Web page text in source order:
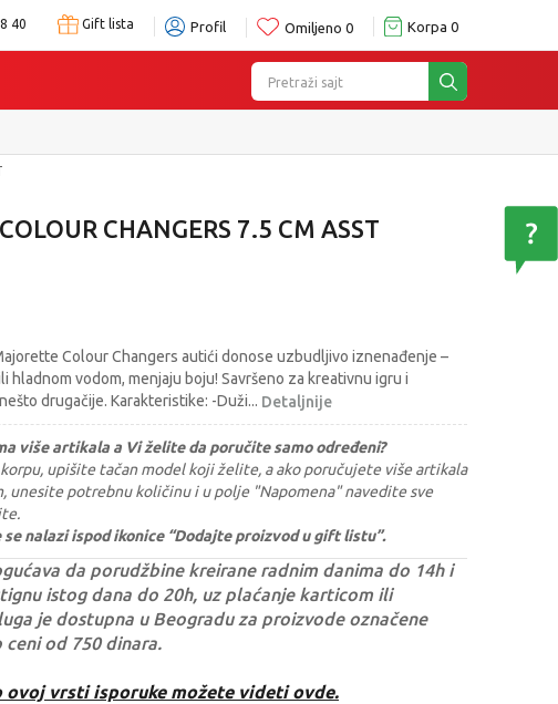
40 Gift lista Profil Omiljeno 0 Korpa 0
Pretraži sajt
CHANGERS 7.5 CM ASST
Colour Changers autići donose uzbudljivo iznenađenje –
hladnom vodom, menjaju boju! Savršeno za kreativnu igru i
drugačije. Karakteristike: -Duži... Detaljnije
više artikala a Vi želite da poručite samo određeni?
upišite tačan model koji želite, a ako poručujete više artikala
unesite potrebnu količinu i u polje "Napomena" navedite sve
se nalazi ispod ikonice “Dodajte proizvod u gift listu”.
da porudžbine kreirane radnim danima do 14h i
istog dana do 20h, uz plaćanje karticom ili
je dostupna u Beogradu za proizvode označene
ceni od 750 dinara.
ovoj vrsti isporuke možete videti ovde.